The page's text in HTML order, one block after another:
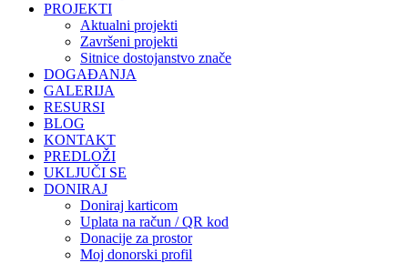
PROJEKTI
Aktualni projekti
Završeni projekti
Sitnice dostojanstvo znače
DOGAĐANJA
GALERIJA
RESURSI
BLOG
KONTAKT
PREDLOŽI
UKLJUČI SE
DONIRAJ
Doniraj karticom
Uplata na račun / QR kod
Donacije za prostor
Moj donorski profil